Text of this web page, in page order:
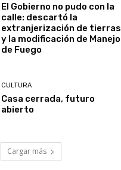
El Gobierno no pudo con la
calle: descartó la
extranjerización de tierras
y la modificación de Manejo
de Fuego
CULTURA
Casa cerrada, futuro
abierto
Cargar más